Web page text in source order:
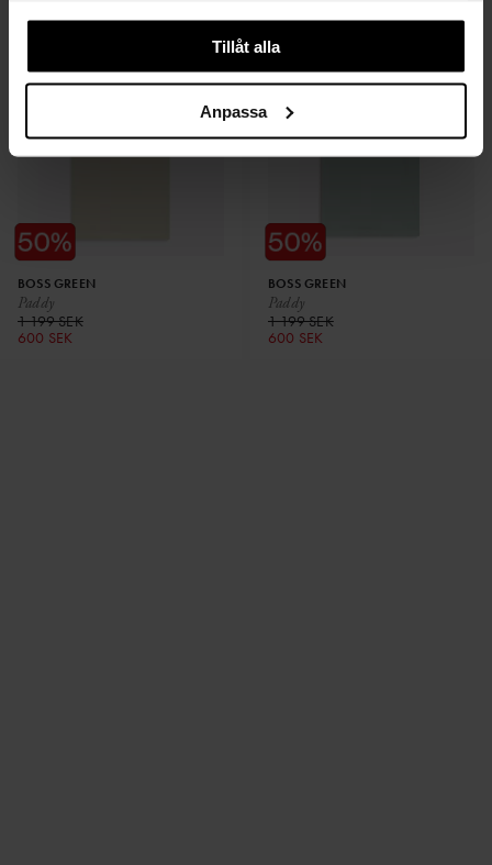
Tillåt alla
Anpassa
Paddy
BOSS GREEN
1 199 SEK
600 SEK
Paddy
BOSS GREEN
1 199 SEK
600 SEK